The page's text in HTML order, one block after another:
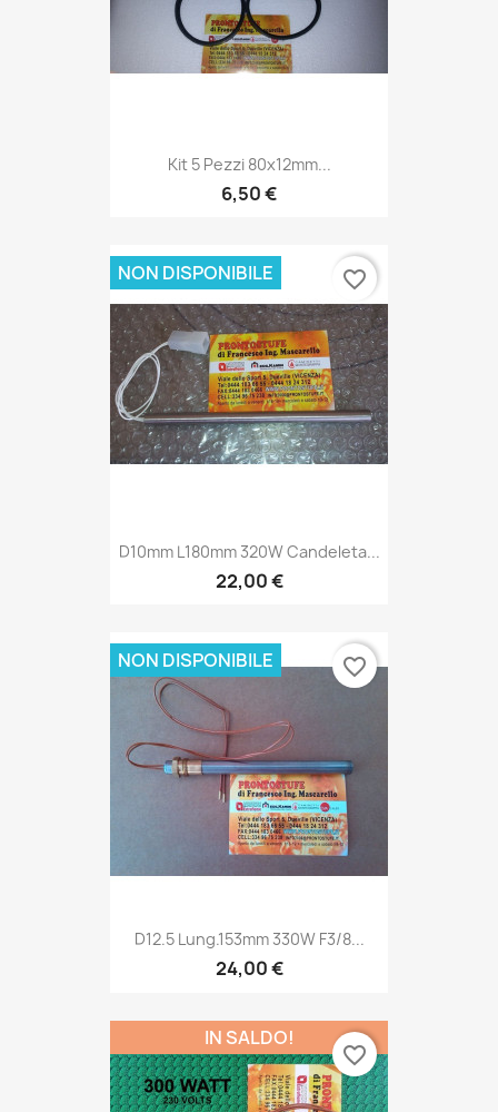
Kit 5 Pezzi 80x12mm...
6,50 €
D10mm L180mm 320W Candeleta...
22,00 €
NON DISPONIBILE favorite_border
D12.5 Lung.153mm 330W F3/8...
24,00 €
NON DISPONIBILE favorite_border
IN SALDO!
favorite_border